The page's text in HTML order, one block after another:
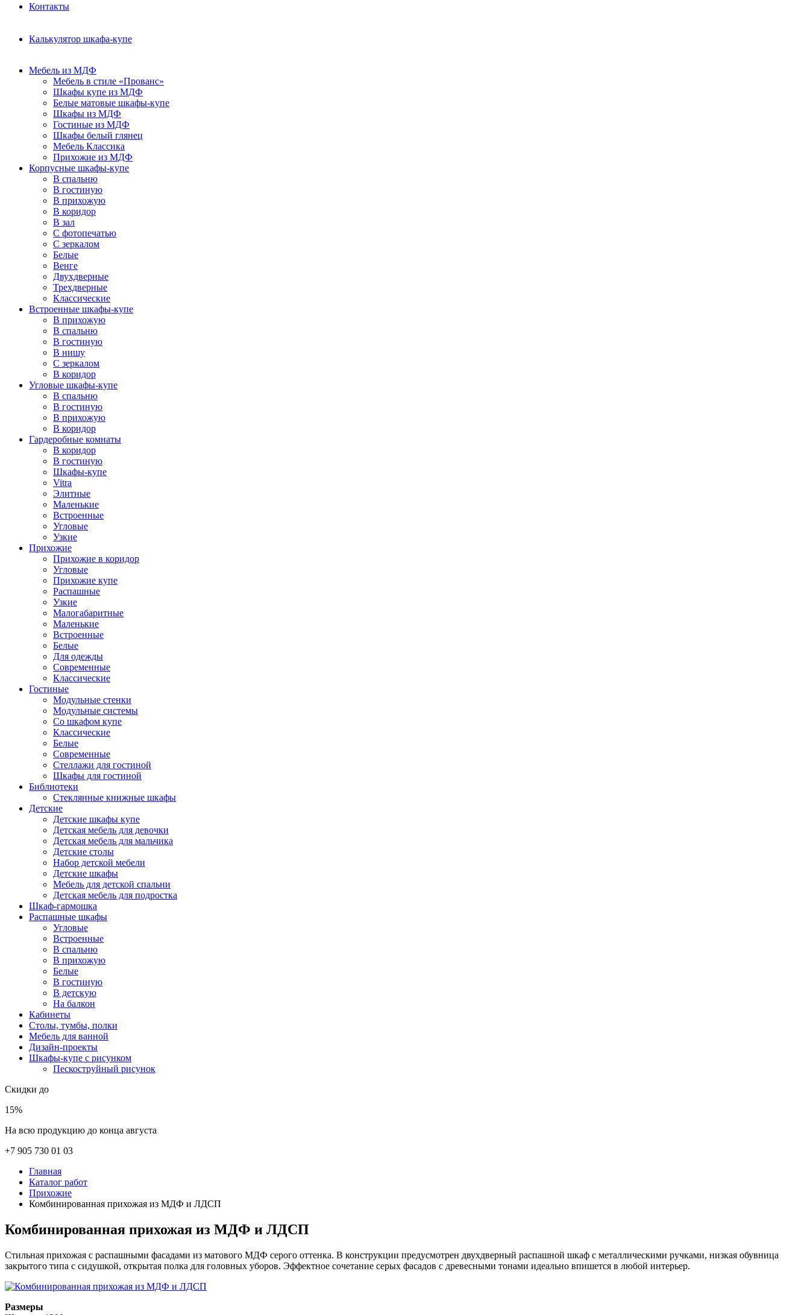
Контакты
Калькулятор шкафа-купе
Мебель из МДФ
Мебель в стиле «Прованс»
Шкафы купе из МДФ
Белые матовые шкафы-купе
Шкафы из МДФ
Гостиные из МДФ
Шкафы белый глянец
Мебель Классика
Прихожие из МДФ
Корпусные шкафы-купе
В спальню
В гостиную
В прихожую
В коридор
В зал
С фотопечатью
С зеркалом
Белые
Венге
Двухдверные
Трехдверные
Классические
Встроенные шкафы-купе
В прихожую
В спальню
В гостиную
В нишу
С зеркалом
В коридор
Угловые шкафы-купе
В спальню
В гостиную
В прихожую
В коридор
Гардеробные комнаты
В коридор
В гостиную
Шкафы-купе
Vitra
Элитные
Маленькие
Встроенные
Угловые
Узкие
Прихожие
Прихожие в коридор
Угловые
Прихожие купе
Распашные
Узкие
Малогабаритные
Маленькие
Встроенные
Белые
Для одежды
Современные
Классические
Гостиные
Модульные стенки
Модульные системы
Со шкафом купе
Классические
Белые
Современные
Стеллажи для гостиной
Шкафы для гостиной
Библиотеки
Стеклянные книжные шкафы
Детские
Детские шкафы купе
Детская мебель для девочки
Детская мебель для мальчика
Детские столы
Набор детской мебели
Детские шкафы
Мебель для детской спальни
Детская мебель для подростка
Шкаф-гармошка
Распашные шкафы
Угловые
Встроенные
В спальню
В прихожую
Белые
В гостиную
В детскую
На балкон
Кабинеты
Столы, тумбы, полки
Мебель для ванной
Дизайн-проекты
Шкафы-купе с рисунком
Пескоструйный рисунок
Скидки до
15%
На всю продукцию до конца августа
+7 905 730 01 03
Главная
Каталог работ
Прихожие
Комбинированная прихожая из МДФ и ЛДСП
Комбинированная прихожая из МДФ и ЛДСП
Стильная прихожая с распашными фасадами из матового МДФ серого оттенка. В конструкции предусмотрен двухдверный распашной шкаф с металлическими ручками, низкая обувница
закрытого типа с сидушкой, открытая полка для головных уборов. Эффектное сочетание серых фасадов с древесными тонами идеально впишется в любой интерьер.
Размеры